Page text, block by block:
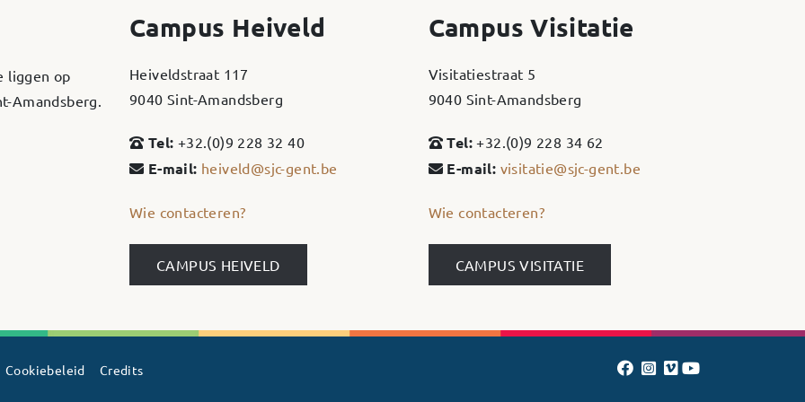
liggen op
Amandsberg.
Campus Heiveld
Heiveldstraat 117
9040 Sint-Amandsberg
Tel: +32.(0)9 228 32 40
E-mail: heiveld@sjc-gent.be
Wie contacteren?
CAMPUS HEIVELD
Campus Visitatie
Visitatiestraat 5
9040 Sint-Amandsberg
Tel:+32.(0)9 228 34 62
E-mail: visitatie@sjc-gent.be
Wie contacteren?
CAMPUS VISITATIE
Cookiebeleid Credits